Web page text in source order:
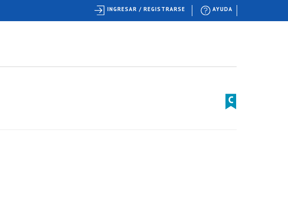
AYUDA
INGRESAR / REGISTRARSE